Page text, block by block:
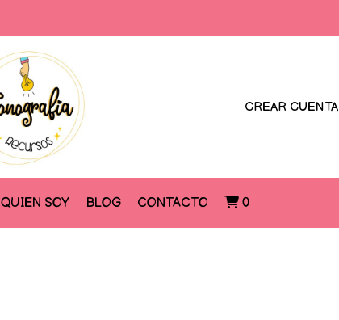
CREAR CUENTA
QUIEN SOY BLOG CONTACTO 0